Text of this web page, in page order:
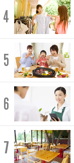
4
5
6
7